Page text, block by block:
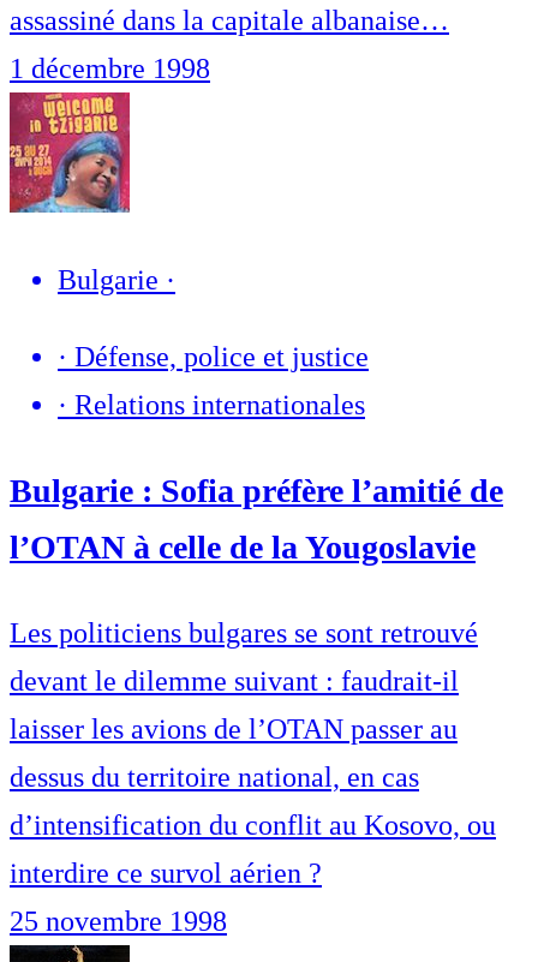
assassiné dans la capitale albanaise…
1 décembre 1998
Bulgarie ·
· Défense, police et justice
· Relations internationales
Bulgarie : Sofia préfère l’amitié de
l’OTAN à celle de la Yougoslavie
Les politiciens bulgares se sont retrouvé
devant le dilemme suivant : faudrait-il
laisser les avions de l’OTAN passer au
dessus du territoire national, en cas
d’intensification du conflit au Kosovo, ou
interdire ce survol aérien ?
25 novembre 1998